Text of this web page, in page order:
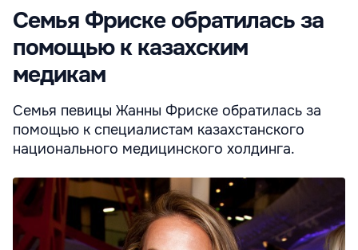
Семья Фриске обратилась за
помощью к казахским
медикам
Семья певицы Жанны Фриске обратилась за
помощью к специалистам казахстанского
национального медицинского холдинга.